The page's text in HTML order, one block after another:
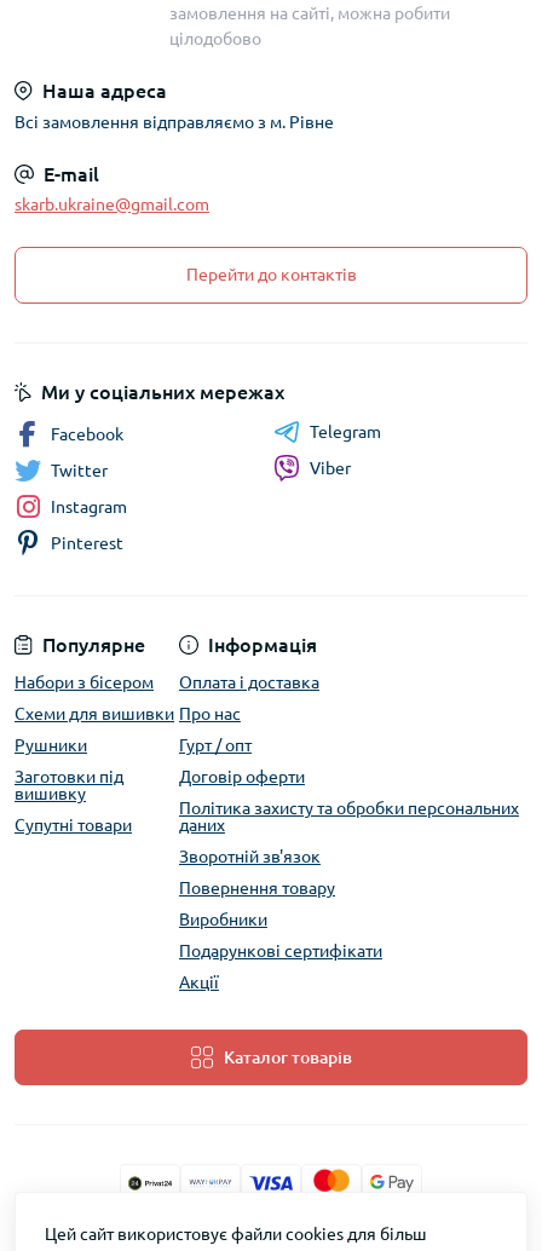
замовлення на сайті, можна робити
цілодобово
Наша адреса
Всі замовлення відправляємо з м. Рівне
E-mail
skarb.ukraine@gmail.com
Перейти до контактів
Популярне
Набори з бісером
Схеми для вишивки
Рушники
Заготовки під
вишивку
Супутні товари
Інформація
Оплата і доставка
Про нас
Гурт / опт
Договір оферти
Політика захисту та обробки персональних
даних
Зворотній зв'язок
Повернення товару
Виробники
Подарункові сертифікати
Акції
Каталог товарів
Ми у соціальних мережах
Facebook
Twitter
Instagram
Pinterest
Telegram
Viber
ТМ Скарб © 2026
Цей сайт використовує файли cookies для більш